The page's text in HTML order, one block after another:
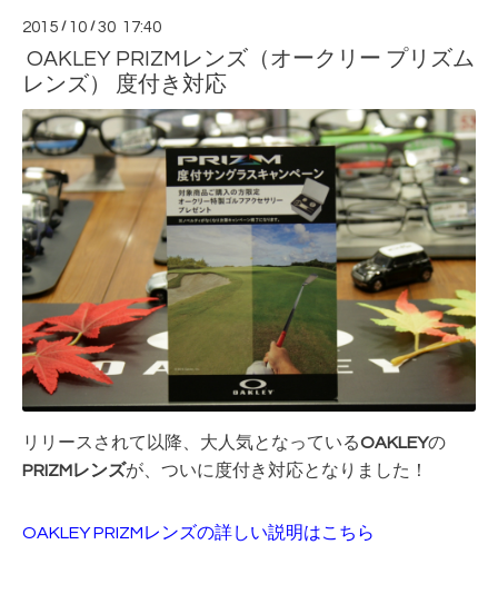
2015 / 10 /30 17:40
OAKLEY PRIZMレンズ（オークリー プリズム
レンズ） 度付き対応
リリースされて以降、大人気となっているOAKLEYの
PRIZMレンズが、ついに度付き対応となりました！
OAKLEY PRIZMレンズの詳しい説明はこちら